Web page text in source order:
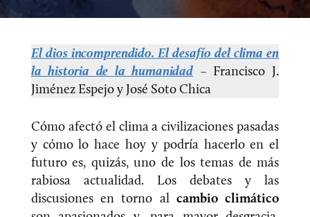
El dios incomprendido. El desafío del clima en
la historia de la humanidad – Francisco J.
Jiménez Espejo y José Soto Chica
Cómo afectó el clima a civilizaciones pasadas
y cómo lo hace hoy y podría hacerlo en el
futuro es, quizás, uno de los temas de más
rabiosa actualidad. Los debates y las
discusiones en torno al cambio climático